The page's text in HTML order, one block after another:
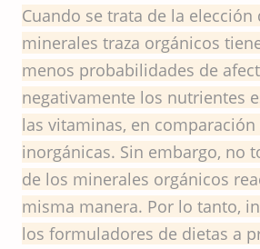
Cuando se trata de la
minerales traza orgánicos
menos probabilidades de
negativamente los nutrientes
las vitaminas, en
inorgánicas. Sin embargo, no
de los minerales orgánicos
misma manera. Por lo tanto,
los formuladores de dietas a